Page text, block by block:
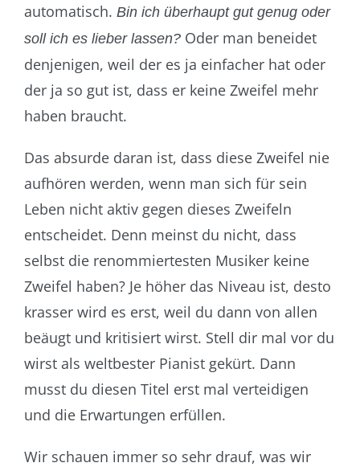
automatisch. Bin ich überhaupt gut genug oder
soll ich es lieber lassen? Oder man beneidet
denjenigen, weil der es ja einfacher hat oder
der ja so gut ist, dass er keine Zweifel mehr
haben braucht.
Das absurde daran ist, dass diese Zweifel nie
aufhören werden, wenn man sich für sein
Leben nicht aktiv gegen dieses Zweifeln
entscheidet. Denn meinst du nicht, dass
selbst die renommiertesten Musiker keine
Zweifel haben? Je höher das Niveau ist, desto
krasser wird es erst, weil du dann von allen
beäugt und kritisiert wirst. Stell dir mal vor du
wirst als weltbester Pianist gekürt. Dann
musst du diesen Titel erst mal verteidigen
und die Erwartungen erfüllen.
Wir schauen immer so sehr drauf, was wir